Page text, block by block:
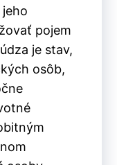
pojem
je stav,
osôb,